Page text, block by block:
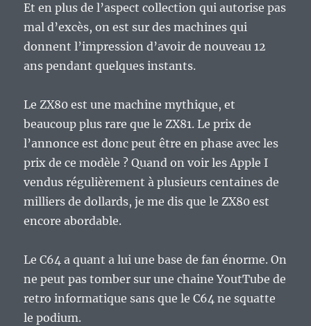
Et en plus de l’aspect collection qui autorise pas
mal d’excès, on est sur des machines qui
donnent l’impression d’avoir de nouveau 12
ans pendant quelques instants.
Le ZX80 est une machine mythique, et
beaucoup plus rare que le ZX81. Le prix de
l’annonce est donc peut être en phase avec les
prix de ce modèle ? Quand on voir les Apple I
vendus régulièrement à plusieurs centaines de
milliers de dollards, je me dis que le ZX80 est
encore abordable.
Le C64 a quant a lui une base de fan énorme. On
ne peut pas tomber sur une chaine YoutTube de
retro informatique sans que le C64 ne squatte
le podium.